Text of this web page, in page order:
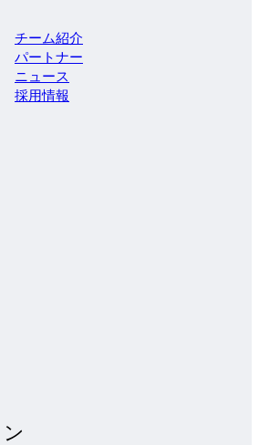
チーム紹介
パートナー
ニュース
採用情報